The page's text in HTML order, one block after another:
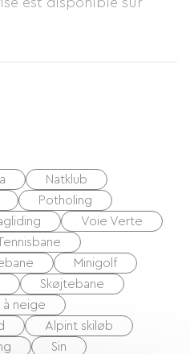
et petites épiceries
sur les hauteurs du
Natklub
Potholing
Voie Verte
Minigolf
Skøjtebane
à neige
Alpint skiløb
Sin